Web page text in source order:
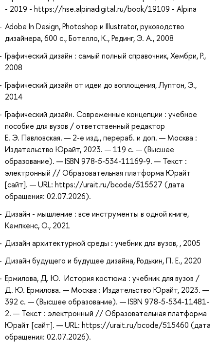
- 2019 - https://hse.alpinadigital.ru/book/19109 - Alpina
Adobe In Design, Photoshop и Illustrator, руководство
дизайнера, 600 с., Ботелло, К., Рединг, Э. А., 2008
Графический дизайн : самый полный справочник, Хембри, Р.,
2008
Графический дизайн от идеи до воплощения, Луптон, Э.,
2014
Графический дизайн. Современные концепции : учебное
пособие для вузов / ответственный редактор
Е. Э. Павловская. — 2-е изд., перераб. и доп. — Москва :
Издательство Юрайт, 2023. — 119 с. — (Высшее
образование). — ISBN 978-5-534-11169-9. — Текст :
электронный // Образовательная платформа Юрайт
[сайт]. — URL: https://urait.ru/bcode/515527 (дата
обращения: 02.07.2026).
Дизайн - мышление : все инструменты в одной книге,
Кемпкенс, О., 2021
Дизайн архитектурной среды : учебник для вузов, , 2005
Дизайн будущего и будущее дизайна, Родькин, П. Е., 2020
Ермилова, Д. Ю. История костюма : учебник для вузов /
Д. Ю. Ермилова. — Москва : Издательство Юрайт, 2023. —
392 с. — (Высшее образование). — ISBN 978-5-534-11481-
2. — Текст : электронный // Образовательная платформа
Юрайт [сайт]. — URL: https://urait.ru/bcode/515460 (дата
обращения: 02.07.2026).